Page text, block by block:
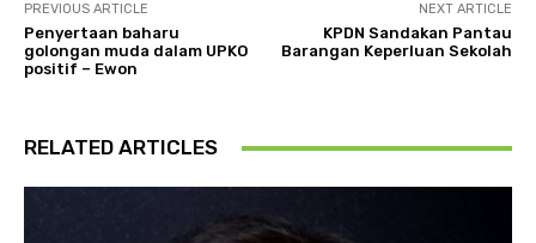
PREVIOUS ARTICLE
Penyertaan baharu
golongan muda dalam UPKO
positif – Ewon
NEXT ARTICLE
KPDN Sandakan Pantau
Barangan Keperluan Sekolah
RELATED ARTICLES